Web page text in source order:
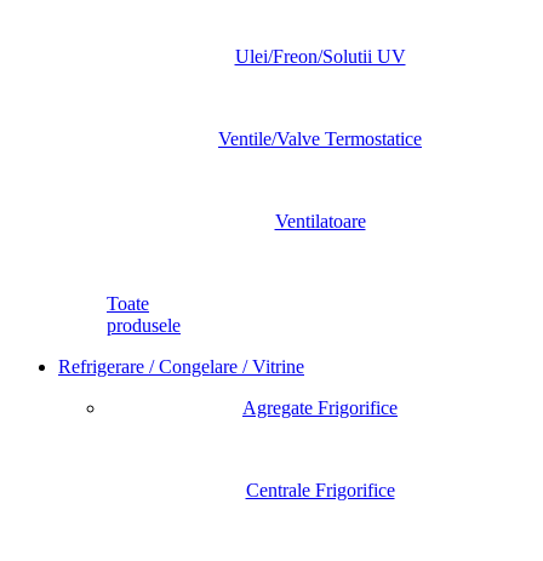
Ulei/Freon/Solutii UV
Ventile/Valve Termostatice
Ventilatoare
Toate
produsele
Refrigerare / Congelare / Vitrine
Agregate Frigorifice
Centrale Frigorifice